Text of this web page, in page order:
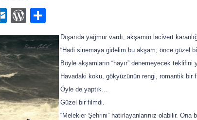
Outlook.com
WordPress
Dışarıda yağmur vardı, akşamın lacivert
“Hadi sinemaya gidelim bu akşam, önce güzel
Böyle akşamların “hayır” denemeyecek teklifini
Havadaki koku, gökyüzünün rengi, romantik bir
Öyle de yaptık…
Güzel bir filmdi.
“Melekler Şehrini” hatırlayanlarınız olabilir. Ona